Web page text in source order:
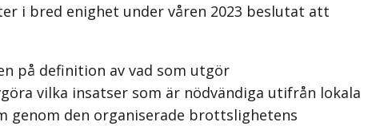
i bred enighet under våren 2023 beslutat att
på definition av vad som utgör
vilka insatser som är nödvändiga utifrån lokala
den organiserade brottslighetens